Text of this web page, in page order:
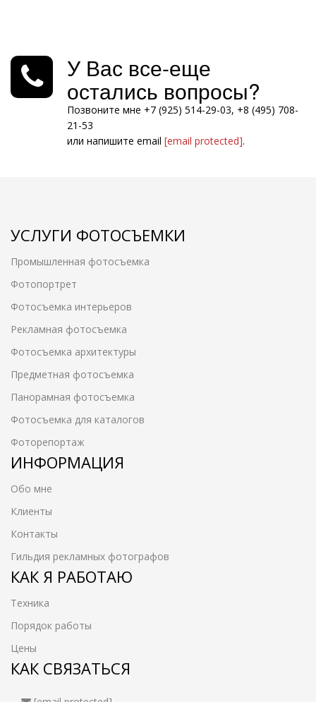
У Вас все-еще
остались вопросы?
Позвоните мне +7 (925) 514-29-03, +8 (495) 708-
21-53
или напишите email [email protected].
УСЛУГИ ФОТОСЪЕМКИ
Промышленная фотосъемка
Фотопортрет
Фотосъемка интерьеров
Рекламная фотосъемка
Фотосъемка архитектуры
Предметная фотосъемка
Панорамная фотосъемка
Фотосъемка для каталогов
Фоторепортаж
ИНФОРМАЦИЯ
Обо мне
Клиенты
Контакты
Гильдия рекламных фотографов
КАК Я РАБОТАЮ
Техника
Порядок работы
Цены
КАК СВЯЗАТЬСЯ